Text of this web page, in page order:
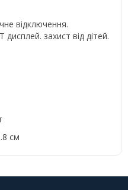
відключення.
дисплей. захист від дітей.
см